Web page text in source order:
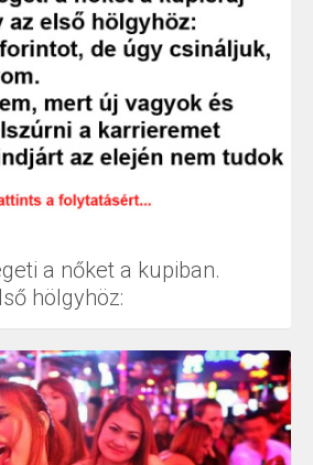
a nőket a kupiban.
hölgyhöz: